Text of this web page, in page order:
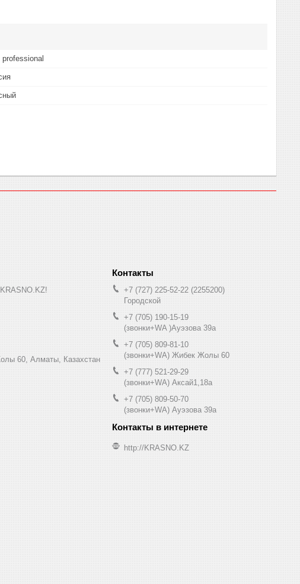
professional
Жолы 60, Алматы, Казахстан
+7 (727) 225-52-22 2255200
Городской
+7 (705) 190-15-19
(звонки+WA )Ауэзова 39а
+7 (705) 809-81-10
(звонки+WA) Жибек Жолы 60
+7 (777) 521-29-29
(звонки+WA) Аксай1,18а
+7 (705) 809-50-70
(звонки+WA) Ауэзова 39а
http://KRASNO.KZ